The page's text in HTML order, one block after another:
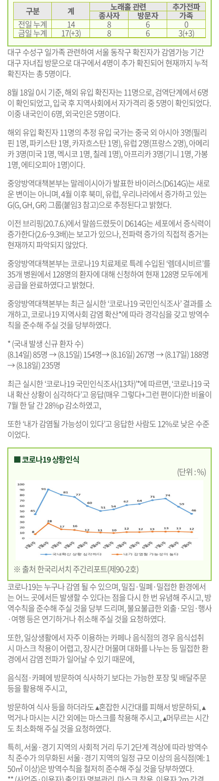
구분
계 노래홀 관련 추가전파
종사자 방문자 가족
전일 누계 14 8 6 0
금일 누계 17(+3) 8 6
3(+3)
대구 수성구 일가족 관련하여 서울 동작구 확진자가 감염가능 기간
대구 자녀집 방문으로 대구에서 4명이 추가 확진되어 현재까지 누적
확진자는 총 5명이다.
8월 18일 0시 기준, 해외 유입 확진자는 11명으로, 검역단계에서 6명
이 확인되었고, 입국 후 지역사회에서 자가격리 중 5명이 확인되었다.
이중 내국인이 6명, 외국인은 5명이다.
해외 유입 확진자 11명의 추정 유입 국가는 중국 외 아시아 3명(필리
핀 1명, 파키스탄 1명, 카자흐스탄 1명), 유럽 2명(프랑스 2명), 아메리
카 3명(미국 1명, 멕시코 1명, 칠레 1명), 아프리카 3명(기니 1명, 가봉
1명, 에티오피아 1명)이다.
중앙방역대책본부는 말레이시아가 발표한 바이러스(D614G)는 새로
운 변이는 아니며, 4월 이후 북미, 유럽, 우리나라에서 증가하고 있는
G(G, GH, GR) 그룹(붙임3 참고)으로 추정된다고 밝혔다.
이전 브리핑(20.7.6.)에서 말씀드렸듯이 D614G는 세포에서 증식력이
증가한다(2.6~9.3배)는 보고가 있으나, 전파력 증가의 직접적 증거는
현재까지 파악되지 않았다.
중앙방역대책본부는 코로나19 치료제로 특례 수입된 ‘렘데시비르’를
35개 병원에서 128명의 환자에 대해 신청하여 현재 128명 모두에게
공급을 완료하였다고 밝혔다.
중앙방역대책본부는 최근 실시한 ‘코로나19 국민인식조사’ 결과를 소
개하고, 코로나19 지역사회 감염 확산*에 따라 경각심을 갖고 방역수
칙을 준수해 주실 것을 당부하였다.
* (국내 발생 신규 환자 수)
(8.14일) 85명 → (8.15일) 154명→ (8.16일) 267명 → (8.17일) 188명
→ (8.18일) 235명
최근 실시한 ‘코로나19 국민인식조사(13차)’*에 따르면, ‘코로나19 국
내 확산 상황이 심각하다’고 응답(매우 그렇다+그런 편이다)한 비율이
7월 한 달 간 28%p 감소하였고,
또한 ‘내가 감염될 가능성이 있다’고 응답한 사람도 12%로 낮은 수준
이었다.
■ 코로나19 상황인식
(단위 : %)
※ 출처 한국리서치 주간리포트(제90-2호)
코로나19는 누구나 감염 될 수 있으며, 밀집·밀폐·밀접한 환경에서
는 어느 곳에서든 발생할 수 있다는 점을 다시 한 번 유념해 주시고, 방
역수칙을 준수해 주실 것을 당부 드리며, 불요불급한 외출·모임·행사
·여행 등은 연기하거나 취소해 주실 것을 요청하였다.
또한, 일상생활에서 자주 이용하는 카페나 음식점의 경우 음식섭취
시 마스크 착용이 어렵고, 장시간 머물며 대화를 나누는 등 밀접한 환
경에서 감염 전파가 일어날 수 있기 때문에,
음식점·카페에 방문하여 식사하기 보다는 가능한 포장 및 배달주문
등을 활용해 주시고,
방문하여 식사 등을 하더라도 ▴혼잡한 시간대를 피해서 방문하되, ▴
먹거나 마시는 시간 외에는 마스크를 착용해 주시고, ▴머무르는 시간
도 최소화해 주실 것을 요청하였다.
특히, 서울·경기 지역의 사회적 거리 두기 2단계 격상에 따라 방역수
칙 준수가 의무화된 서울·경기 지역의 일정 규모 이상의 음식점(예: 1
50㎡ 이상)은 방역수칙을 철저히 준수해 주실 것을 당부하였다.